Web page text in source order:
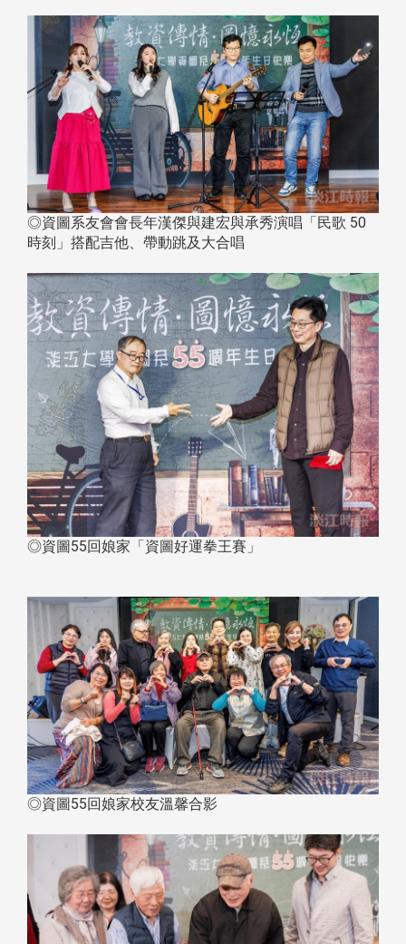
◎資圖系友會會長年漢傑與建宏與承秀演唱「民歌 50
時刻」搭配吉他、帶動跳及大合唱
◎資圖55回娘家「資圖好運拳王賽」
◎資圖55回娘家校友溫馨合影